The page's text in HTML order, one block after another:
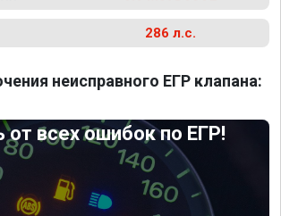
286 л.с.
неисправного ЕГР клапана:
от всех ошибок по ЕГР!